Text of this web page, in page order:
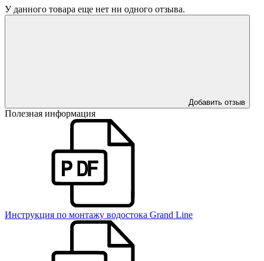
У данного товара еще нет ни одного отзыва.
Добавить отзыв
Полезная информация
Инструкция по монтажу водостока Grand Line